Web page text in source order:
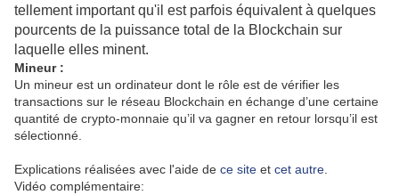
tellement important qu'il est parfois équivalent à quelques
pourcents de la puissance total de la Blockchain sur
laquelle elles minent.
Mineur :
Un mineur est un ordinateur dont le rôle est de vérifier les
transactions sur le réseau Blockchain en échange d’une certaine
quantité de crypto-monnaie qu’il va gagner en retour lorsqu’il est
sélectionné.
Explications réalisées avec l'aide de ce site et cet autre
Vidéo complémentaire: